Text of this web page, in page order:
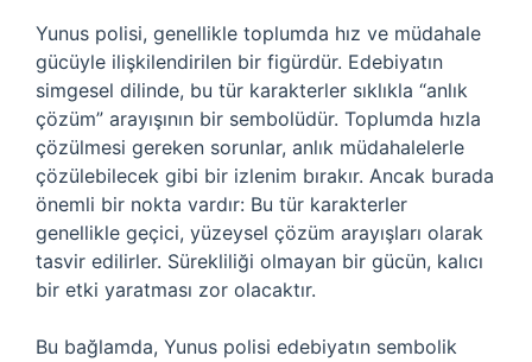
Yunus polisi, genellikle toplumda hız ve müdahale
gücüyle ilişkilendirilen bir figürdür. Edebiyatın
simgesel dilinde, bu tür karakterler sıklıkla “anlık
çözüm” arayışının bir sembolüdür. Toplumda hızla
çözülmesi gereken sorunlar, anlık müdahalelerle
çözülebilecek gibi bir izlenim bırakır. Ancak burada
önemli bir nokta vardır: Bu tür karakterler
genellikle geçici, yüzeysel çözüm arayışları olarak
tasvir edilirler. Sürekliliği olmayan bir gücün, kalıcı
bir etki yaratması zor olacaktır.
Bu bağlamda, Yunus polisi edebiyatın sembolik